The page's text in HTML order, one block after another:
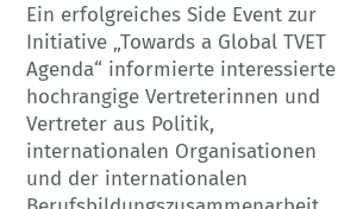
Ein erfolgreiches Side Event zur
Initiative „Towards a Global TVET
Agenda“ informierte interessierte
hochrangige Vertreterinnen und
Vertreter aus Politik,
internationalen Organisationen
und der internationalen